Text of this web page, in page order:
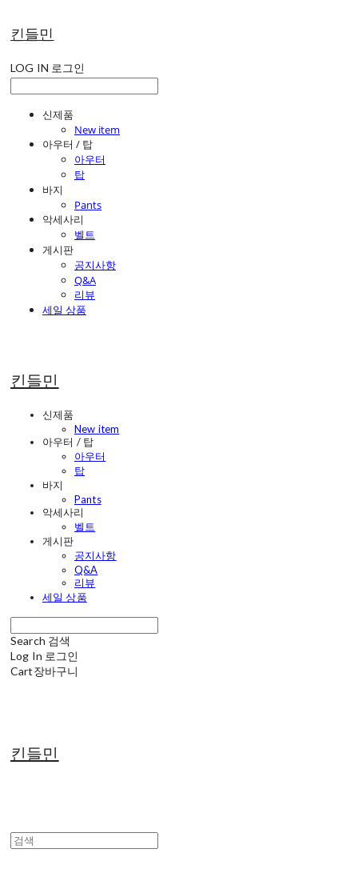
킨들민
LOG IN 로그인
신제품
New item
아우터 / 탑
아우터
탑
바지
Pants
악세사리
벨트
게시판
공지사항
Q&A
리뷰
세일 상품
킨들민
신제품
New item
아우터 / 탑
아우터
탑
바지
Pants
악세사리
벨트
게시판
공지사항
Q&A
리뷰
세일 상품
Search 검색
Log In 로그인
Cart장바구니
킨들민